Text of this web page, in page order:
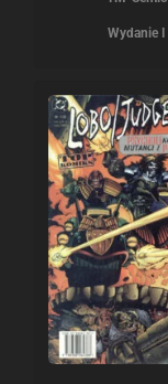
Wydanie I